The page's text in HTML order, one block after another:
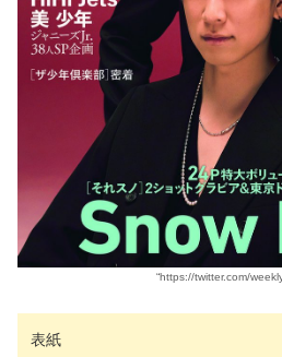
“https://twitter.com/
表紙